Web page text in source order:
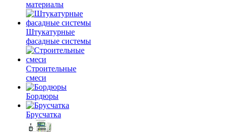
материалы
Штукатурные
фасадные системы
Строительные
смеси
Бордюры
Брусчатка